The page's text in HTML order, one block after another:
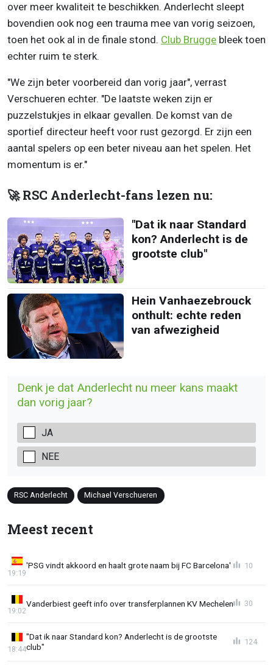
over meer kwaliteit te beschikken. Anderlecht sleept
bovendien ook nog een trauma mee van vorig seizoen,
toen het ook al in de finale stond. Club Brugge bleek toen
echter ruim te sterk.
"We zijn beter voorbereid dan vorig jaar", verrast
Verschueren echter. "De laatste weken zijn er
puzzelstukjes in elkaar gevallen. De komst van de
sportief directeur heeft voor rust gezorgd. Er zijn een
aantal spelers op een beter niveau aan het spelen. Het
momentum is er."
🚀 RSC Anderlecht-fans lezen nu:
"Dat ik naar Standard
kon? Anderlecht is de
grootste club"
Hein Vanhaezebrouck
onthult: echte reden
van afwezigheid
Denk je dat Anderlecht nu meer kans maakt
dan vorig jaar?
JA
NEE
RSC Anderlecht Michael Verschueren
Meest recent
'PSG vindt akkoord en haalt grote naam bij FC Barcelona'
19:19
10
Vanderbiest geeft info over transferplannen KV Mechelen
19:02
30
"Dat ik naar Standard kon? Anderlecht is de grootste
club"
18:44
124